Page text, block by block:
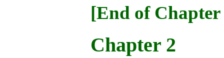
[End of Chapter
Chapter 2